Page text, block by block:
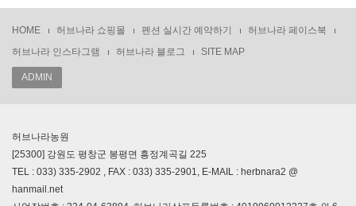
HOME 허브나라 쇼핑몰 펜션 실시간 예약하기
허브나라 페이스북
허브나라 인스타그램
허브나라 블로그 SITE MAP
ADMIN
허브나라농원
[25300] 강원도 평창군 봉평면 흥정계곡길 225
TEL : 033) 335-2902 , FAX : 033) 335-2901, E-MAIL : herbnara2 @
hanmail.net